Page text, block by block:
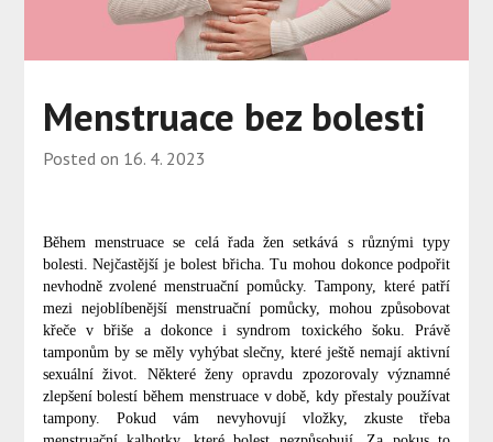
Menstruace bez bolesti
Posted on 16. 4. 2023
Během menstruace se celá řada žen setkává s různými typy
bolesti. Nejčastější je bolest břicha. Tu mohou dokonce podpořit
nevhodně zvolené menstruační pomůcky. Tampony, které patří
mezi nejoblíbenější menstruační pomůcky, mohou způsobovat
křeče v břiše a dokonce i syndrom toxického šoku. Právě
tamponům by se měly vyhýbat slečny, které ještě nemají aktivní
sexuální život. Některé ženy opravdu zpozorovaly významné
zlepšení bolestí během menstruace v době, kdy přestaly používat
tampony. Pokud vám nevyhovují vložky, zkuste třeba